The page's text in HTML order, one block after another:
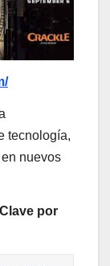
tecnología,
nuevos
por